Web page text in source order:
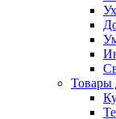
Товары